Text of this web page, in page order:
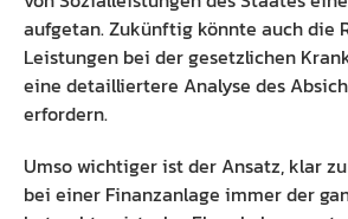
aufgetan. Zukünftig könnte auch die
Leistungen bei der gesetzlichen
eine detailliertere Analyse des
erfordern.
Umso wichtiger ist der Ansatz, klar
bei einer Finanzanlage immer der